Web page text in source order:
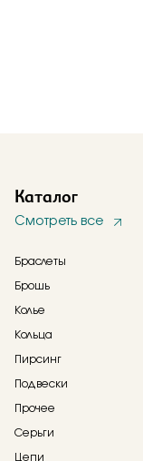
Каталог
Смотреть все
Браслеты
Брошь
Колье
Кольца
Пирсинг
Подвески
Прочее
Серьги
Цепи